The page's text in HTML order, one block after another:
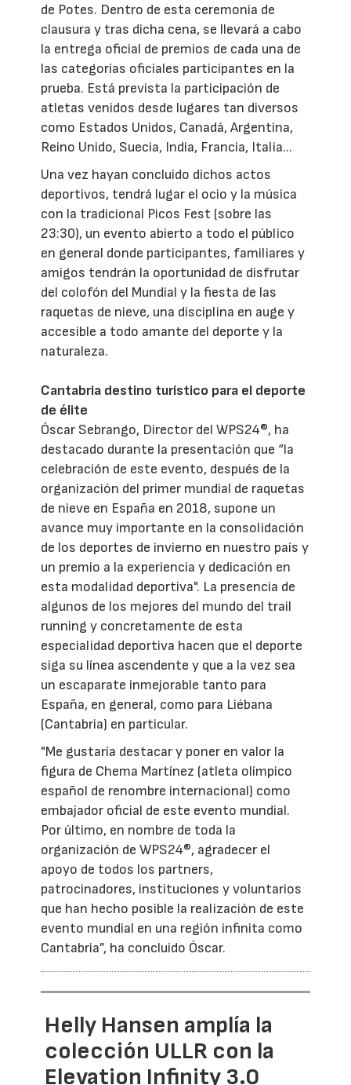
de Potes. Dentro de esta ceremonia de
clausura y tras dicha cena, se llevará a cabo
la entrega oficial de premios de cada una de
las categorías oficiales participantes en la
prueba. Está prevista la participación de
atletas venidos desde lugares tan diversos
como Estados Unidos, Canadá, Argentina,
Reino Unido, Suecia, India, Francia, Italia...
Una vez hayan concluido dichos actos
deportivos, tendrá lugar el ocio y la música
con la tradicional Picos Fest (sobre las
23:30), un evento abierto a todo el público
en general donde participantes, familiares y
amigos tendrán la oportunidad de disfrutar
del colofón del Mundial y la fiesta de las
raquetas de nieve, una disciplina en auge y
accesible a todo amante del deporte y la
naturaleza.
Cantabria destino turístico para el deporte
de élite
Óscar Sebrango, Director del WPS24®, ha
destacado durante la presentación que “la
celebración de este evento, después de la
organización del primer mundial de raquetas
de nieve en España en 2018, supone un
avance muy importante en la consolidación
de los deportes de invierno en nuestro país y
un premio a la experiencia y dedicación en
esta modalidad deportiva". La presencia de
algunos de los mejores del mundo del trail
running y concretamente de esta
especialidad deportiva hacen que el deporte
siga su línea ascendente y que a la vez sea
un escaparate inmejorable tanto para
España, en general, como para Liébana
(Cantabria) en particular.
"Me gustaría destacar y poner en valor la
figura de Chema Martínez (atleta olímpico
español de renombre internacional) como
embajador oficial de este evento mundial.
Por último, en nombre de toda la
organización de WPS24®, agradecer el
apoyo de todos los partners,
patrocinadores, instituciones y voluntarios
que han hecho posible la realización de este
evento mundial en una región infinita como
Cantabria”, ha concluido Óscar.
Helly Hansen amplía la
colección ULLR con la
Elevation Infinity 3.0